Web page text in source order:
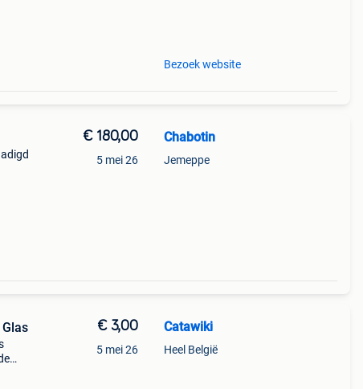
Bezoek website
€ 180,00
5 mei 26
Chabotin
Jemeppe
€ 3,00
5 mei 26
Catawiki
Heel België